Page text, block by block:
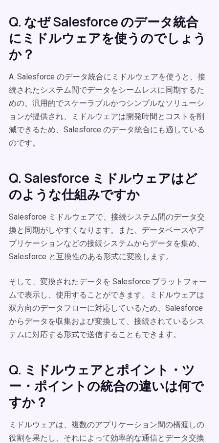
Q. なぜ Salesforce のデータ統合
にミドルウェアを使うのでしょう
か？
A. Salesforce のデータ統合にミドルウェアを使うと、接
続されたシステム間でデータをシームレスに同期するた
めの、汎用的でスケーラブルかつシンプルなソリューシ
ョンが提供され、ミドルウェアは開発時間とコストを削
減できるため、Salesforce のデータ統合にも適している
のです。
Q. Salesforce ミドルウェアはど
のような仕組みですか
Salesforce ミドルウェアで、接続システム間のデータ交
換と同期がしやすくなります。また、データベースやア
プリケーションなどの接続システムからデータを集め、
Salesforce と互換性のある形式に変換します。
そして、変換されたデータを Salesforce プラットフォー
ムで表示し、使用することができます。ミドルウェアは
双方向のデータフローに対応しているため、Salesforce
からデータを収集および変換して、接続されているシス
テムに対応する形式で送信することもできます。
Q. ミドルウェアとポイント・ツ
ー・ポイントの統合の違いは何で
すか？
ミドルウェアは、複数のアプリケーション間の橋渡しの
役割を果たし、それによって効率的な通信とデータ交換